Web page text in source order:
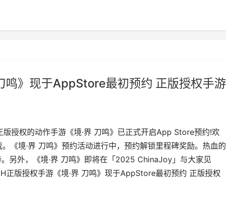
鸣》现于AppStore最初预约 正版授权手游
授权的动作手游《境·界 刀鸣》已正式开启App Store预约!欢
《境·界 刀鸣》预约活动进行中，预约解锁里程碑奖励。热血的
另外，《境·界 刀鸣》即将在「2025 ChinaJoy」与大家见
正版授权手游《境·界 刀鸣》现于AppStore最初预约 正版授权